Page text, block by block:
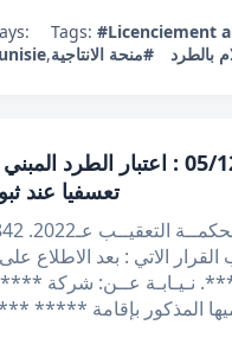
,
Tags:#Licenciement
بالطرد #منحة الانتاجية
قرار تعقيبي عدد 44842 بتاريخ 05/12/
تعسفيا عند
القرار الاتي : بعد
***** *****. نـيـابـة عــن: